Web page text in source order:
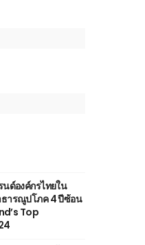
ด์องค์กรไทยใน
ารณูปโภค 4 ปีซ้อน
Top